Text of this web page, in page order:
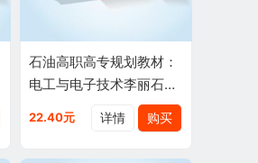
石油高职高专规划教材：
电工与电子技术李丽石油
工业出版社9787502159
22.40元 购买
详情